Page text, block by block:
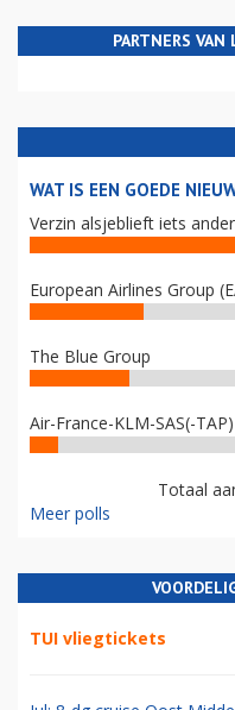
PARTNERS
WAT IS EEN GOEDE
Verzin alsjeblieft iets
European Airlines Group
The Blue Group
Air-France-KLM-SAS(-TAP)
Totaal
Meer polls
TUI vliegtickets